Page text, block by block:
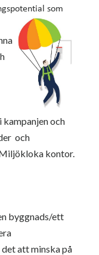
som
och
och
kontor.
byggnads/ett
att minska på